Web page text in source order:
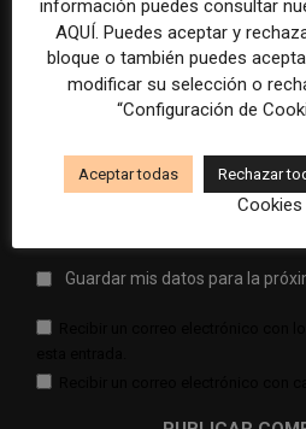
Comentario:
Guardar mis datos para la
información puedes consultar
AQUÍ. Puedes aceptar y
bloque o también puedes
modificar su selección o
“Configuración de
Aceptar todas Rechazar
Cookies